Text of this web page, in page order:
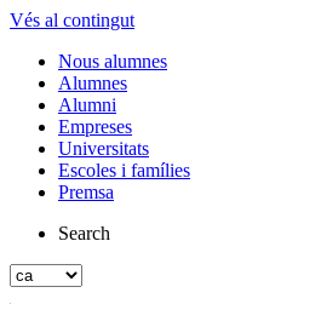
Vés al contingut
Nous alumnes
Alumnes
Alumni
Empreses
Universitats
Escoles i famílies
Premsa
Search